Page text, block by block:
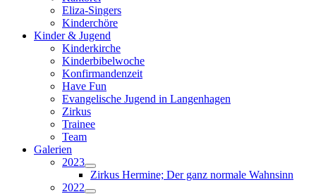
Eliza-Singers
Kinderchöre
Kinder & Jugend
Kinderkirche
Kinderbibelwoche
Konfirmandenzeit
Have Fun
Evangelische Jugend in Langenhagen
Zirkus
Trainee
Team
Galerien
2023
Zirkus Hermine; Der ganz normale Wahnsinn
2022